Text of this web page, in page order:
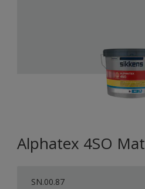
Alphatex 4SO Mat
SN.00.87